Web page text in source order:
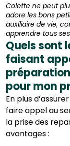
Colette ne peut
adore les bons
auxiliaire de vie,
apprendre tous
Quels sont
faisant
pour mon
En plus
faire appel au
la prise des
avantages :